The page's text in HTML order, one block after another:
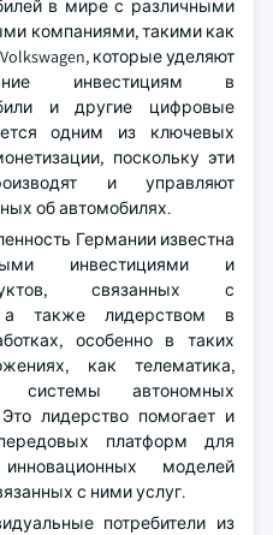
в мире с различными
компаниями, такими как
Volkswagen, которые уделяют
инвестициям в
и другие цифровые
одним из ключевых
поскольку эти
и управляют
об автомобилях.
Германии известна
инвестициями и
связанных с
а также лидерством в
особенно в таких
как телематика,
системы автономных
лидерство помогает и
платформ для
моделей
с ними услуг.
потребители из